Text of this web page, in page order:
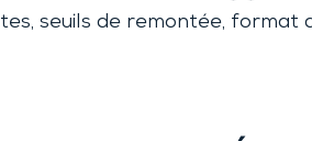
seuils de remontée, format